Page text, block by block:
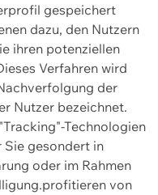
gespeichert
dazu, den Nutzern
ihren potenziellen
Verfahren wird
der
Nutzer bezeichnet.
Technologien
Sie gesondert in
oder im Rahmen
von